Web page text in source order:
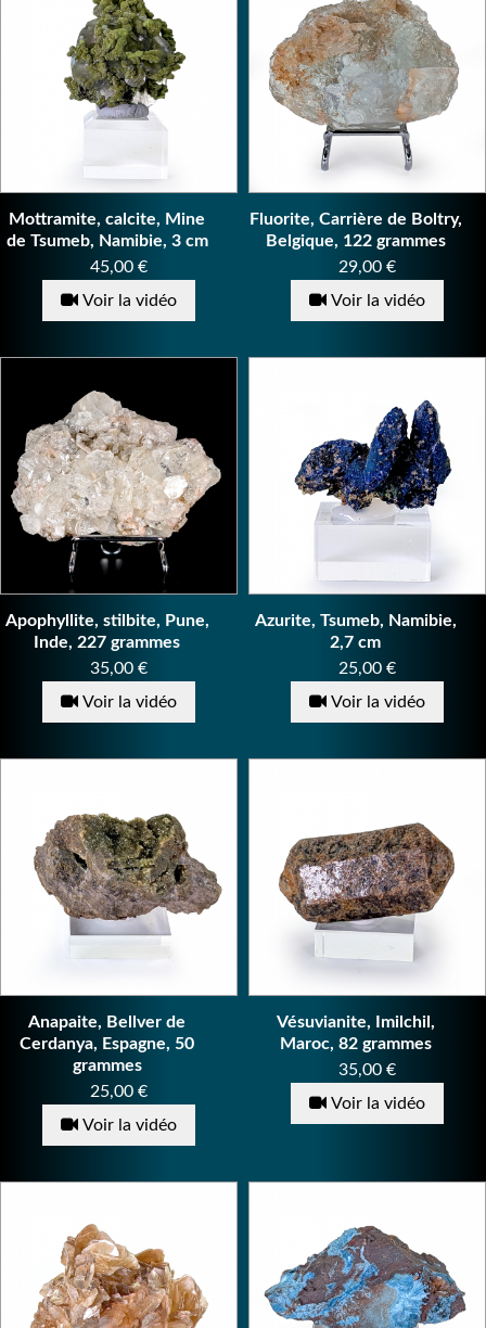
Mottramite, calcite, Mine
de Tsumeb, Namibie, 3 cm
Prix
45,00 €
Voir la vidéo
Fluorite, Carrière de Boltry,
Belgique, 122 grammes
Prix
29,00 €
Voir la vidéo
Apophyllite, stilbite, Pune,
Inde, 227 grammes
Prix
35,00 €
Voir la vidéo
Azurite, Tsumeb, Namibie,
2,7 cm
Prix
25,00 €
Voir la vidéo
Anapaite, Bellver de
Cerdanya, Espagne, 50
grammes
Prix
25,00 €
Voir la vidéo
Vésuvianite, Imilchil,
Maroc, 82 grammes
Prix
35,00 €
Voir la vidéo